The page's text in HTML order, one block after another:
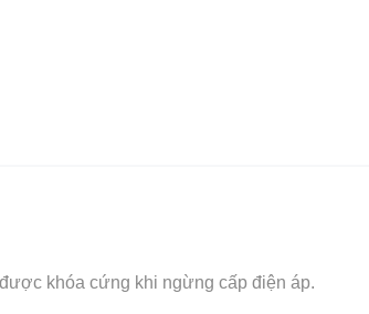
khóa cứng khi ngừng cấp điện áp.